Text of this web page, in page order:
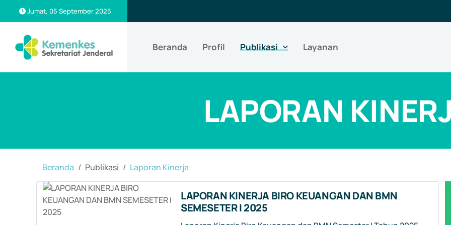
Jumat, 05 September 2025
Beranda Profil Publikasi Layanan
LAPORAN
Beranda Publikasi Laporan Kinerja
LAPORAN KINERJA BIRO KEUANGAN DAN BMN
SEMESETER I 2025